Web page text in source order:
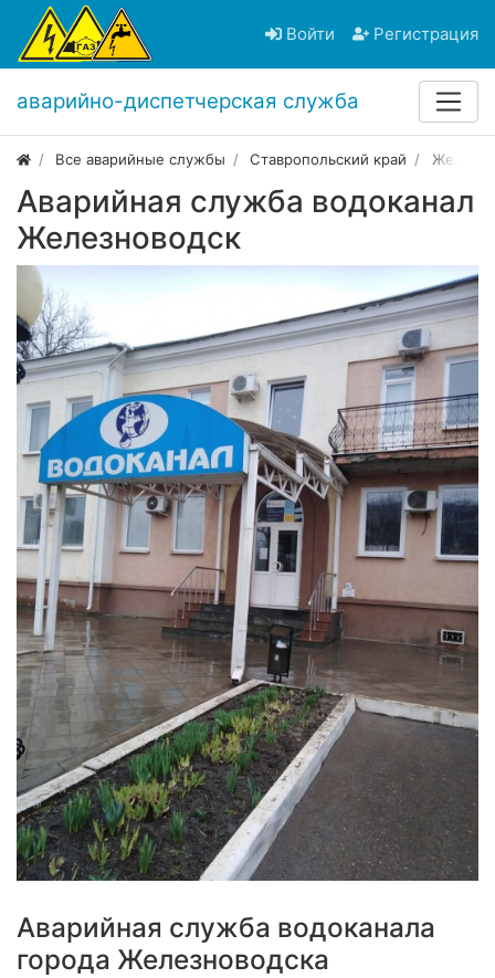
Войти Регистрация
аварийно-диспетчерская служба
Все аварийные службы Ставропольский край
Аварийная служба водоканал
Железноводск
Аварийная служба водоканала
города Железноводска